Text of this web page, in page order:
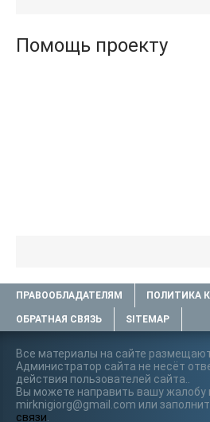
Помощь проекту
ПРАВООБЛАДАТЕЛЯМ ПОЛИТИКА
ОБРАТНАЯ СВЯЗЬ SITEMAP
Все материалы на сайте
Администратор сайта не несёт
действия пользователей сайта..
Вы можете направить вашу жалобу
mirknigiorg@gmail.com или
связи